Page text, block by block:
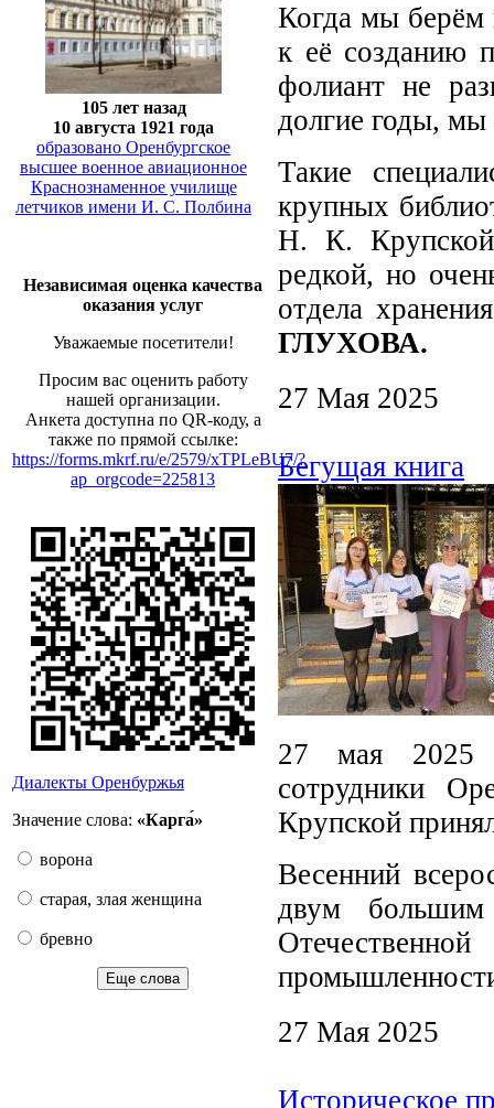
105 лет назад
10 августа 1921 года
образовано Оренбургское
высшее военное авиационное
Краснознаменное училище
летчиков имени И. С. Полбина
Независимая оценка качества
оказания услуг
Уважаемые посетители!
Просим вас оценить работу
нашей организации.
Анкета доступна по QR-коду, а
также по прямой ссылке:
https://forms.mkrf.ru/e/2579/xTPLeBU7/?
ap_orgcode=225813
Диалекты Оренбуржья
Значение слова: «Карга́»
ворона
старая, злая женщина
бревно
Еще слова
Когда мы берём
к её созданию
фолиант не
долгие годы,
Такие
крупных
Н. К.
редкой, но
отдела
ГЛУХОВА.
27 Мая 2025
Бегущая книга
27 мая 2025
сотрудники
Крупской
Весенний
двум
27 Мая 2025
Историческое